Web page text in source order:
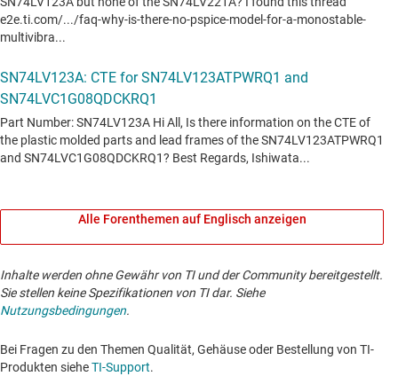
Alle Forenthemen auf Englisch anzeigen
Inhalte werden ohne Gewähr von TI und der Community bereitgestellt.
Sie stellen keine Spezifikationen von TI dar. Siehe
Nutzungsbedingungen.
Bei Fragen zu den Themen Qualität, Gehäuse oder Bestellung von TI-
Produkten sieheTI-Support. ​​​​​​​​​​​​​​